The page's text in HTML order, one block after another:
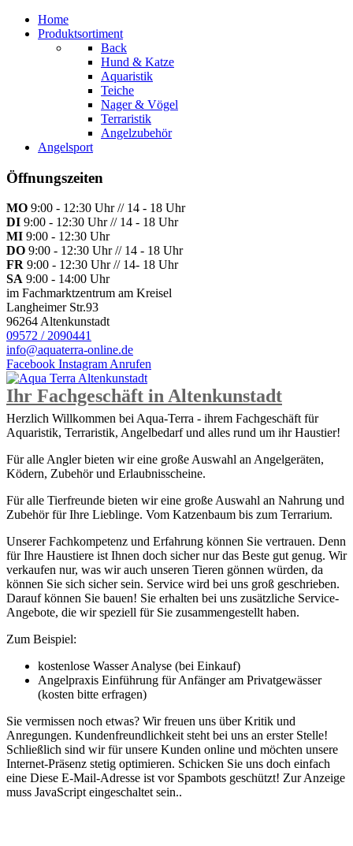
Home
Produktsortiment
Back
Hund & Katze
Aquaristik
Teiche
Nager & Vögel
Terraristik
Angelzubehör
Angelsport
Öffnungszeiten
MO 9:00 - 12:30 Uhr // 14 - 18 Uhr
DI 9:00 - 12:30 Uhr // 14 - 18 Uhr
MI 9:00 - 12:30 Uhr
DO 9:00 - 12:30 Uhr // 14 - 18 Uhr
FR 9:00 - 12:30 Uhr // 14- 18 Uhr
SA 9:00 - 14:00 Uhr
im Fachmarktzentrum am Kreisel
Langheimer Str.93
96264 Altenkunstadt
09572 / 2090441
info@aquaterra-online.de
Facebook InstagramAnrufen
Ihr Fachgeschäft in Altenkunstadt
Herzlich Willkommen bei Aqua-Terra - ihrem Fachgeschäft für
Aquaristik, Terraristik, Angelbedarf und alles rund um ihr Haustier!
Für alle Angler bieten wir eine große Auswahl an Angelgeräten,
Ködern, Zubehör und Erlaubnisscheine.
Für alle Tierfreunde bieten wir eine große Auswahl an Nahrung und
Zubehör für Ihre Lieblinge. Vom Katzenbaum bis zum Terrarium.
Unserer Fachkompetenz und Erfahrung können Sie vertrauen. Denn
für Ihre Haustiere ist Ihnen doch sicher nur das Beste gut genug. Wir
verkaufen nur, was wir auch unseren Tieren gönnen würden, da
können Sie sich sicher sein. Service wird bei uns groß geschrieben.
Darauf können Sie bauen! Sie erhalten bei uns zusätzliche Service-
Angebote, die wir speziell für Sie zusammengestellt haben.
Zum Beispiel:
kostenlose Wasser Analyse (bei Einkauf)
Angelpraxis Einführung für Anfänger am Privatgewässer
(kosten bitte erfragen)
Sie vermissen noch etwas? Wir freuen uns über Kritik und
Anregungen. Kundenfreundlichkeit steht bei uns an erster Stelle!
Schließlich sind wir für unsere Kunden online und möchten unsere
Internet-Präsenz stetig optimieren. Schicken Sie uns doch einfach
eine Diese E-Mail-Adresse ist vor Spambots geschützt! Zur Anzeige
muss JavaScript eingeschaltet sein..